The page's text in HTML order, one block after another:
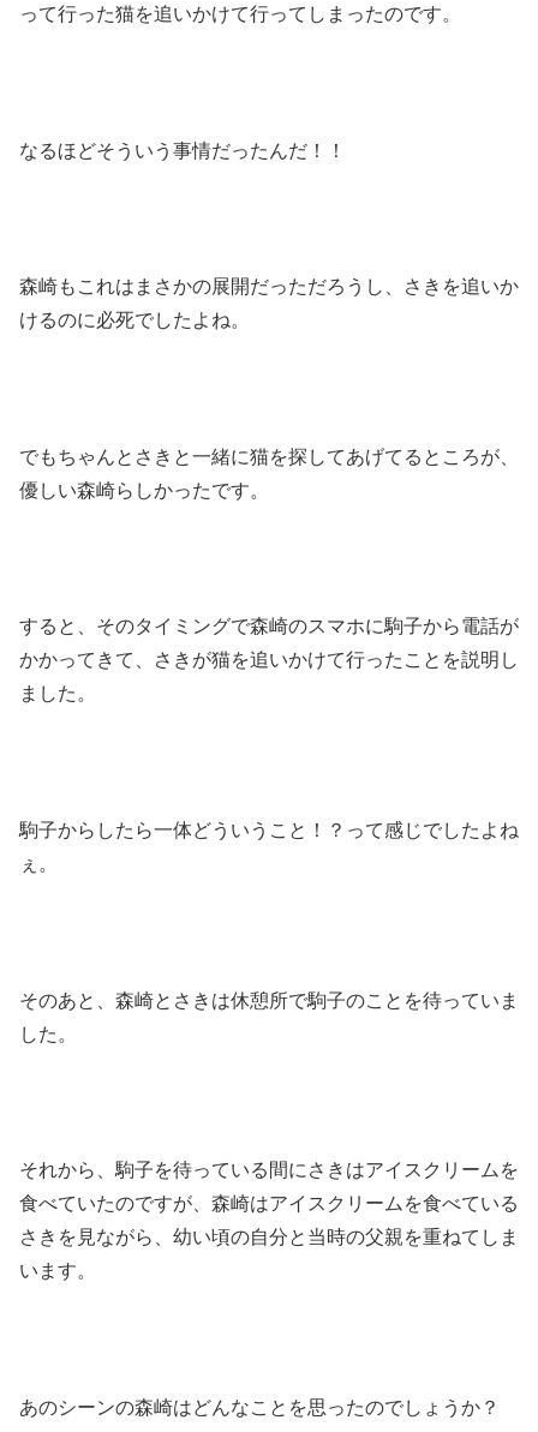
って行った猫を追いかけて行ってしまったのです。
なるほどそういう事情だったんだ！！
森崎もこれはまさかの展開だっただろうし、さきを追いか
けるのに必死でしたよね。
でもちゃんとさきと一緒に猫を探してあげてるところが、
優しい森崎らしかったです。
すると、そのタイミングで森崎のスマホに駒子から電話が
かかってきて、さきが猫を追いかけて行ったことを説明し
ました。
駒子からしたら一体どういうこと！？って感じでしたよね
ぇ。
そのあと、森崎とさきは休憩所で駒子のことを待っていま
した。
それから、駒子を待っている間にさきはアイスクリームを
食べていたのですが、森崎はアイスクリームを食べている
さきを見ながら、幼い頃の自分と当時の父親を重ねてしま
います。
あのシーンの森崎はどんなことを思ったのでしょうか？